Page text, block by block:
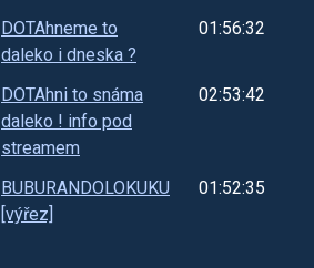
DOTAhneme to
daleko i dneska ?
01:56:32
DOTAhni to snáma
daleko ! info pod
streamem
02:53:42
BUBURANDOLOKUKU
[výřez]
01:52:35